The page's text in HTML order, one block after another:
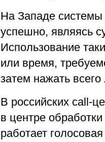
На Западе системы
успешно, являясь
Использование
или время,
затем нажать
В российских call-
в центре
работает